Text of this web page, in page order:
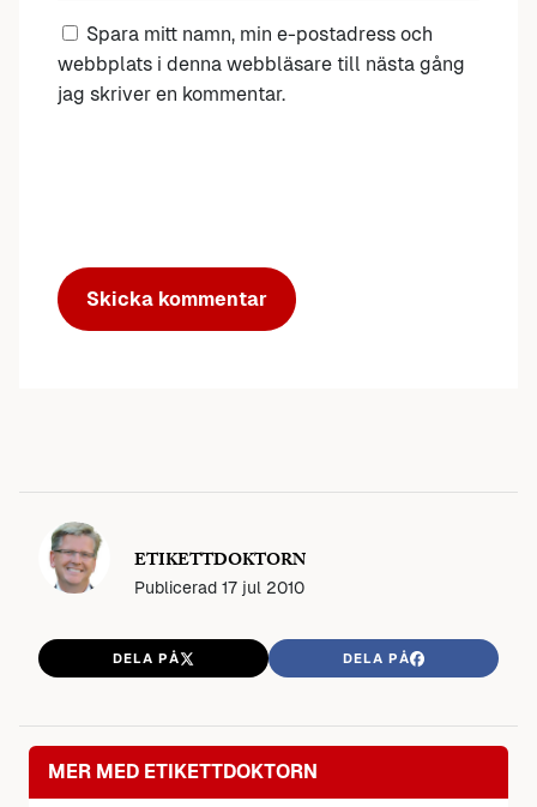
Spara mitt namn, min e-postadress och
webbplats i denna webbläsare till nästa gång
jag skriver en kommentar.
ETIKETTDOKTORN
Publicerad 17 jul 2010
DELA PÅ DELA PÅ
MER MED ETIKETTDOKTORN